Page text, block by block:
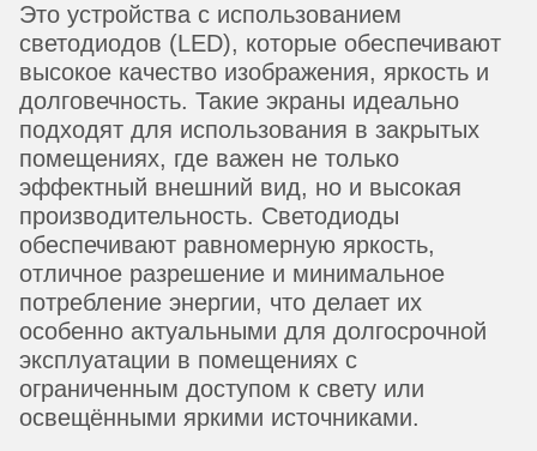
Это устройства с использованием
светодиодов (LED), которые обеспечивают
высокое качество изображения, яркость и
долговечность. Такие экраны идеально
подходят для использования в закрытых
помещениях, где важен не только
эффектный внешний вид, но и высокая
производительность. Светодиоды
обеспечивают равномерную яркость,
отличное разрешение и минимальное
потребление энергии, что делает их
особенно актуальными для долгосрочной
эксплуатации в помещениях с
ограниченным доступом к свету или
освещёнными яркими источниками.